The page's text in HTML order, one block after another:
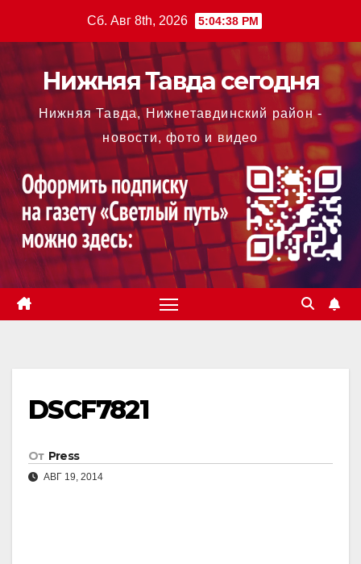
содержимому
Сб. Авг 8th, 2026 5:04:38 PM
Нижняя Тавда сегодня
Нижняя Тавда, Нижнетавдинский район -
новости, фото и видео
DSCF7821
От Press
АВГ 19, 2014